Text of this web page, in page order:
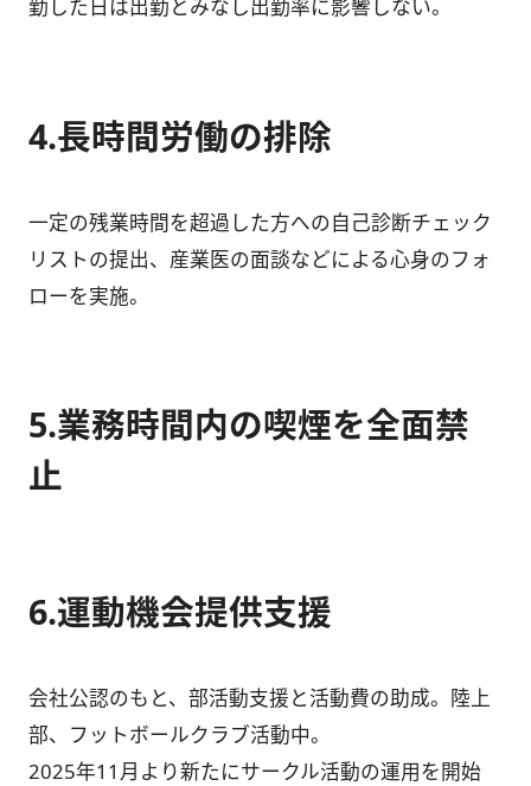
勤した日は出勤とみなし出勤率に影響しない。
4.長時間労働の排除
一定の残業時間を超過した方への自己診断チェック
リストの提出、産業医の面談などによる心身のフォ
ローを実施。
5.業務時間内の喫煙を全面禁
止
6.運動機会提供支援
会社公認のもと、部活動支援と活動費の助成。陸上
部、フットボールクラブ活動中。
2025年11月より新たにサークル活動の運用を開始